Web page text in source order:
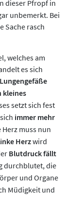
dieser Pfropf in
unbemerkt. Bei
Sache rasch
welches am
es sich
Lungengefäße
kleines
setzt sich fest
immer mehr
Herz muss nun
Herzwird
Blutdruck fällt
durchblutet, die
und Organe
Müdigkeit und